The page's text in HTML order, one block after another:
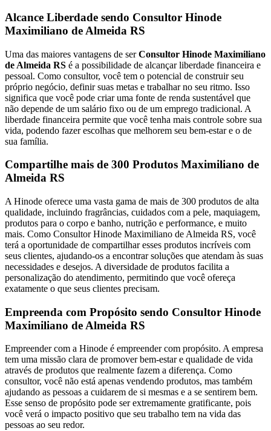
Alcance Liberdade sendo Consultor Hinode
Maximiliano de Almeida RS
Uma das maiores vantagens de serConsultor Hinode Maximiliano
de Almeida RS é a possibilidade de alcançar liberdade financeira e
pessoal. Como consultor, você tem o potencial de construir seu
próprio negócio, definir suas metas e trabalhar no seu ritmo. Isso
significa que você pode criar uma fonte de renda sustentável que
não depende de um salário fixo ou de um emprego tradicional. A
liberdade financeira permite que você tenha mais controle sobre sua
vida, podendo fazer escolhas que melhorem seu bem-estar e o de
sua família.
Compartilhe mais de 300 Produtos Maximiliano de
Almeida RS
A Hinode oferece uma vasta gama de mais de 300 produtos de alta
qualidade, incluindo fragrâncias, cuidados com a pele, maquiagem,
produtos para o corpo e banho, nutrição e performance, e muito
mais. Como Consultor Hinode Maximiliano de Almeida RS, você
terá a oportunidade de compartilhar esses produtos incríveis com
seus clientes, ajudando-os a encontrar soluções que atendam às suas
necessidades e desejos. A diversidade de produtos facilita a
personalização do atendimento, permitindo que você ofereça
exatamente o que seus clientes precisam.
Empreenda com Propósito sendo Consultor Hinode
Maximiliano de Almeida RS
Empreender com a Hinode é empreender com propósito. A empresa
tem uma missão clara de promover bem-estar e qualidade de vida
através de produtos que realmente fazem a diferença. Como
consultor, você não está apenas vendendo produtos, mas também
ajudando as pessoas a cuidarem de si mesmas e a se sentirem bem.
Esse senso de propósito pode ser extremamente gratificante, pois
você verá o impacto positivo que seu trabalho tem na vida das
pessoas ao seu redor.